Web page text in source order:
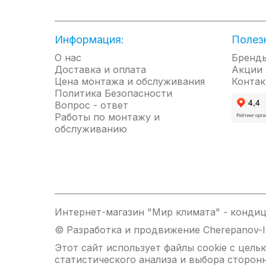
● Высокоточный терморегулятор
Информация:
О нас
Доставка и оплата
Цена монтажа и обслуживания
Политика Безопасности
Вопрос - ответ
Работы по монтажу и
обслуживанию
Акции
Интернет-магазин "Мир климата" -
© Разработка и продвижение Cherepanov-
Этот сайт использует файлы cookie с
статистического анализа и выбора